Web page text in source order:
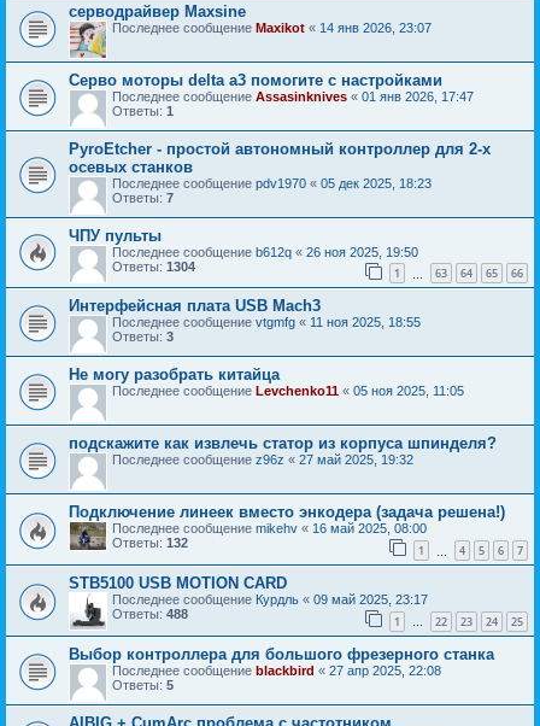
серводрайвер Maxsine
Последнее сообщение Maxikot « 14 янв 2026, 23:07
Серво моторы delta a3 помогите с настройками
Последнее сообщение Assasinknives « 01 янв 2026, 17:47
Ответы: 1
PyroEtcher - простой автономный контроллер для 2-х
осевых станков
Последнее сообщение pdv1970 « 05 дек 2025, 18:23
Ответы: 7
ЧПУ пульты
Последнее сообщение b612q « 26 ноя 2025, 19:50
Ответы: 1304 1 63 64 65 66
Интерфейсная плата USB Mach3
Последнее сообщение vtgmfg « 11 ноя 2025, 18:55
Ответы: 3
Не могу разобрать китайца
Последнее сообщение Levchenko11 « 05 ноя 2025, 11:05
подскажите как извлечь статор из корпуса шпинделя?
Последнее сообщение z96z « 27 май 2025, 19:32
Подключение линеек вместо энкодера (задача решена!)
Последнее сообщение mikehv « 16 май 2025, 08:00
Ответы: 132 1 4 5 6 7
STB5100 USB MOTION CARD
Последнее сообщение Курдль « 09 май 2025, 23:17
Ответы: 488 1 … 22 23 24 25
Выбор контроллера для большого фрезерного станка
Последнее сообщение blackbird « 27 апр 2025, 22:08
Ответы: 5